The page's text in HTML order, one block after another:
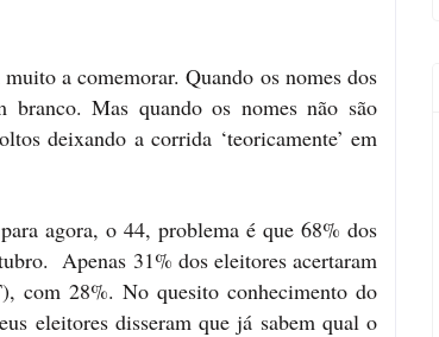
a comemorar. Quando os nomes dos
branco. Mas quando os nomes não são
deixando a corrida ‘teoricamente’ em
agora, o 44, problema é que 68% dos
Apenas 31% dos eleitores acertaram
com 28%. No quesito conhecimento do
eleitores disseram que já sabem qual o